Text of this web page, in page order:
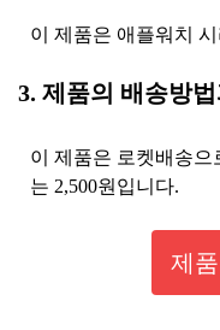
이 제품은 애플워치
3. 제품의 배송방
이 제품은 로켓배송으
는 2,500원입니다.
제